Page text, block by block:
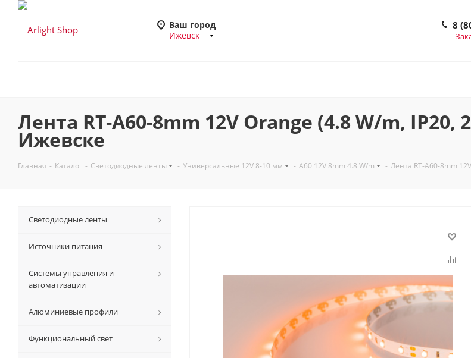
Ваш город
Ижевск
8
Лента RT-A60-8mm 12V Orange (4.8 W/m, IP20,
Ижевске
Главная - Каталог - Светодиодные ленты - Универсальные 12V 8-10 мм - A60 12V 8mm 4.8 W/m - Лента RT-A60-8mm
Светодиодные ленты
Источники питания
Системы управления и
автоматизации
Алюминиевые профили
Функциональный свет